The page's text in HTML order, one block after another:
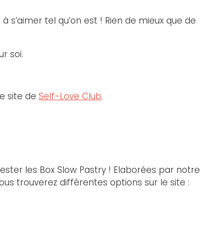
tel qu’on est ! Rien de mieux que de
soi.
site de Self-Love Club.
les Box Slow Pastry ! Elaborées par notre
trouverez différentes options sur le site :